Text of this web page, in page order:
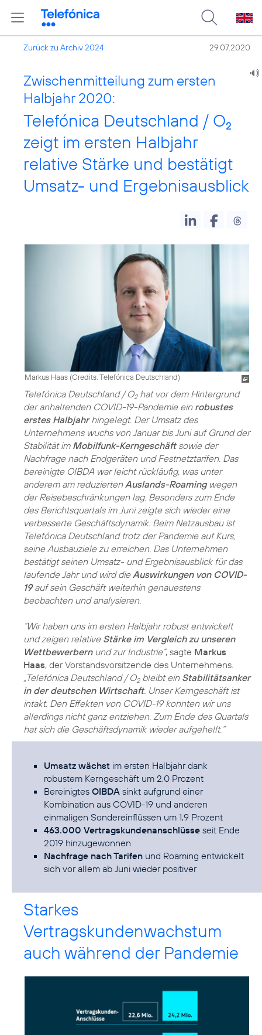
Zurück zu Archiv 2024 29.07.2020
Zwischenmitteilung zum ersten
Halbjahr 2020:
Telefónica Deutschland / O2
zeigt im ersten Halbjahr
relative Stärke und bestätigt
Umsatz- und Ergebnisausblick
Markus Haas (Credits: Telefónica Deutschland)
Telefónica Deutschland / O2hat vor dem Hintergrund
der anhaltenden COVID-19-Pandemie ein robustes
erstes Halbjahrhingelegt. Der Umsatz des
Unternehmens wuchs von Januar bis Juni auf Grund der
Stabilität im Mobilfunk-Kerngeschäftsowie der
Nachfrage nach Endgeräten und Festnetztarifen. Das
bereinigte OIBDA war leicht rückläufig, was unter
anderem am reduziertenAuslands-Roamingwegen
der Reisebeschränkungen lag. Besonders zum Ende
des Berichtsquartals im Juni zeigte sich wieder eine
verbesserte Geschäftsdynamik. Beim Netzausbau ist
Telefónica Deutschland trotz der Pandemie auf Kurs,
seine Ausbauziele zu erreichen. Das Unternehmen
bestätigt seinen Umsatz- und Ergebnisausblick für das
laufende Jahr und wird dieAuswirkungen von COVID-
19auf sein Geschäft weiterhin genauestens
beobachten und analysieren.
“Wir haben uns im ersten Halbjahr robust entwickelt
und zeigen relative Stärke im Vergleich zu unseren
Wettbewerbernund zur Industrie“, sagte Markus
Haas, der Vorstandsvorsitzende des Unternehmens.
„Telefónica Deutschland / O2bleibt ein Stabilitätsanker
in der deutschen Wirtschaft. Unser Kerngeschäft ist
intakt. Den Effekten von COVID-19 konnten wir uns
allerdings nicht ganz entziehen. Zum Ende des Quartals
hat sich die Geschäftsdynamik wieder aufgehellt.“
Umsatz wächst im ersten Halbjahr dank
robustem Kerngeschäft um 2,0 Prozent
Bereinigtes OIBDA sinkt aufgrund einer
Kombination aus COVID-19 und anderen
einmaligen Sondereinflüssen um 1,9 Prozent
463.000 Vertragskundenanschlüsse seit Ende
2019 hinzugewonnen
Nachfrage nach Tarifen und Roaming entwickelt
sich vor allem ab Juni wieder positiver
Starkes
Vertragskundenwachstum
auch während der Pandemie